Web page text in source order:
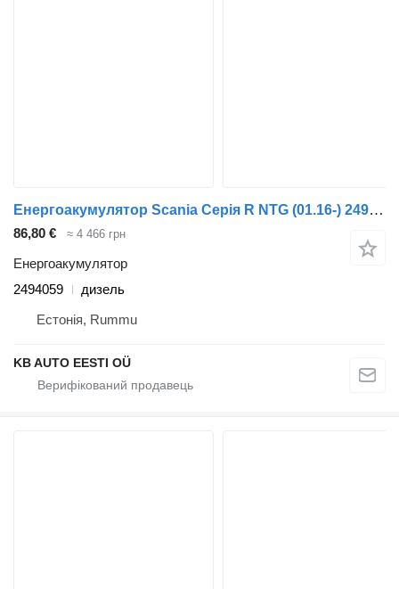
Енергоакумулятор Scania Серія R NTG (01.16-) 2494059 до вантажівки Scania R-Series NTG (01.16-)
86,80 € ≈ 4 466 грн
Енергоакумулятор
2494059
дизель
Естонія, Rummu
KB AUTO EESTI OÜ